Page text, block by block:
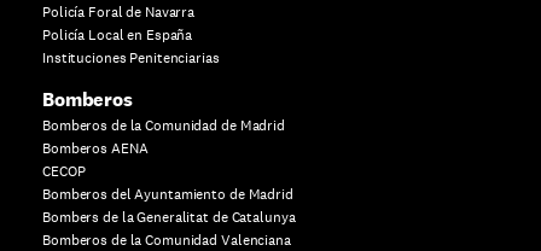
Policía Foral de Navarra
Policía Local en España
Instituciones Penitenciarias
Bomberos
Bomberos de la Comunidad de Madrid
Bomberos AENA
CECOP
Bomberos del Ayuntamiento de Madrid
Bombers de la Generalitat de Catalunya
Bomberos de la Comunidad Valenciana